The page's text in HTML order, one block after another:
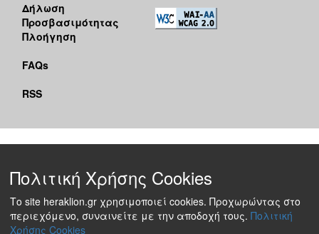
Δήλωση
Προσβασιμότητας
Πλοήγηση
FAQs
RSS
Πολιτική Χρήσης Cookies
Το site heraklion.gr χρησιμοποιεί cookies. Προχωρώντας στο
περιεχόμενο, συναινείτε με την αποδοχή τους. Πολιτική
Χρήσης Cookies